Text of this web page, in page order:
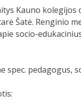
Kauno kolegijos
Šatė. Renginio
socio-
spec.